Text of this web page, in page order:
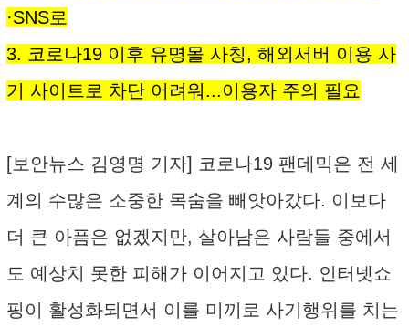
·SNS로
3. 코로나19 이후 유명몰 사칭, 해외서버 이용 사
기 사이트로 차단 어려워...이용자 주의 필요
[보안뉴스 김영명 기자] 코로나19 팬데믹은 전 세
계의 수많은 소중한 목숨을 빼앗아갔다. 이보다
더 큰 아픔은 없겠지만, 살아남은 사람들 중에서
도 예상치 못한 피해가 이어지고 있다. 인터넷쇼
핑이 활성화되면서 이를 미끼로 사기행위를 치는